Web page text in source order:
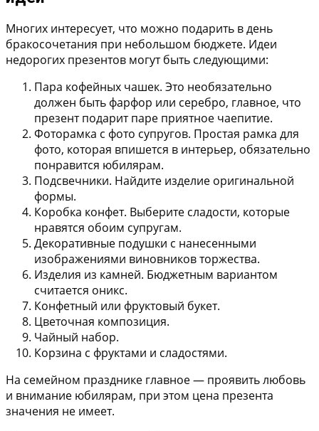
Многих интересует, что можно подарить в день
бракосочетания при небольшом бюджете. Идеи
недорогих презентов могут быть следующими:
Пара кофейных чашек. Это необязательно
должен быть фарфор или серебро, главное, что
презент подарит паре приятное чаепитие.
Фоторамка с фото супругов. Простая рамка для
фото, которая впишется в интерьер, обязательно
понравится юбилярам.
Подсвечники. Найдите изделие оригинальной
формы.
Коробка конфет. Выберите сладости, которые
нравятся обоим супругам.
Декоративные подушки с нанесенными
изображениями виновников торжества.
Изделия из камней. Бюджетным вариантом
считается оникс.
Конфетный или фруктовый букет.
Цветочная композиция.
Чайный набор.
Корзина с фруктами и сладостями.
На семейном празднике главное — проявить любовь
и внимание юбилярам, при этом цена презента
значения не имеет.